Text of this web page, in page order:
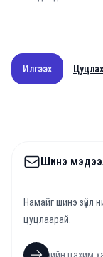
Илгээх Цуцлах
Шинэ
Намайг шинэ зүйл
цуцлаарай.